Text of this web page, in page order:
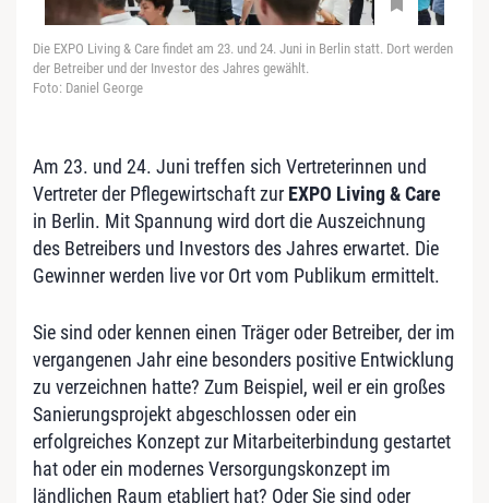
Die EXPO Living & Care findet am 23. und 24. Juni in Berlin statt. Dort werden
der Betreiber und der Investor des Jahres gewählt.
Foto: Daniel George
Am 23. und 24. Juni treffen sich Vertreterinnen und
Vertreter der Pflegewirtschaft zur EXPO Living & Care
in Berlin. Mit Spannung wird dort die Auszeichnung
des Betreibers und Investors des Jahres erwartet. Die
Gewinner werden live vor Ort vom Publikum ermittelt.
Sie sind oder kennen einen Träger oder Betreiber, der im
vergangenen Jahr eine besonders positive Entwicklung
zu verzeichnen hatte? Zum Beispiel, weil er ein großes
Sanierungsprojekt abgeschlossen oder ein
erfolgreiches Konzept zur Mitarbeiterbindung gestartet
hat oder ein modernes Versorgungskonzept im
ländlichen Raum etabliert hat? Oder Sie sind oder